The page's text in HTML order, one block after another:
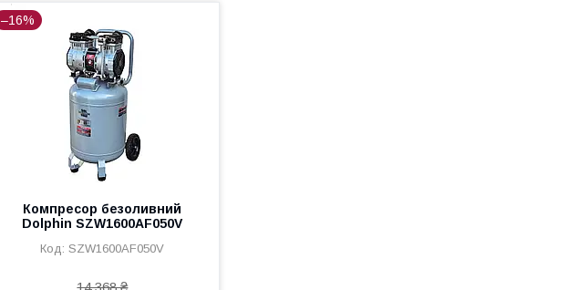
–16%
Компресор безоливний
Dolphin SZW1600AF050V
SZW1600AF050V
14 368 ₴